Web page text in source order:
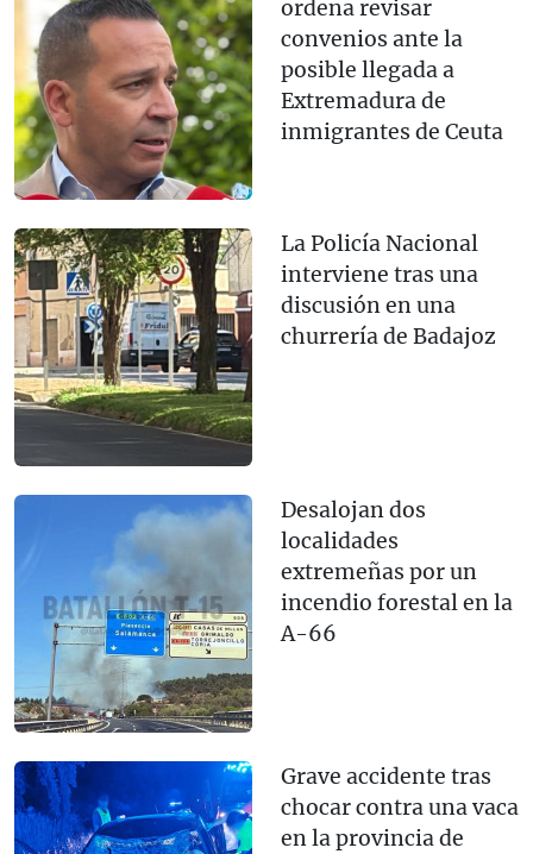
ordena revisar
convenios ante la
posible llegada a
Extremadura de
inmigrantes de Ceuta
La Policía Nacional
interviene tras una
discusión en una
churrería de Badajoz
Desalojan dos
localidades
extremeñas por un
incendio forestal en la
A-66
Grave accidente tras
chocar contra una vaca
en la provincia de